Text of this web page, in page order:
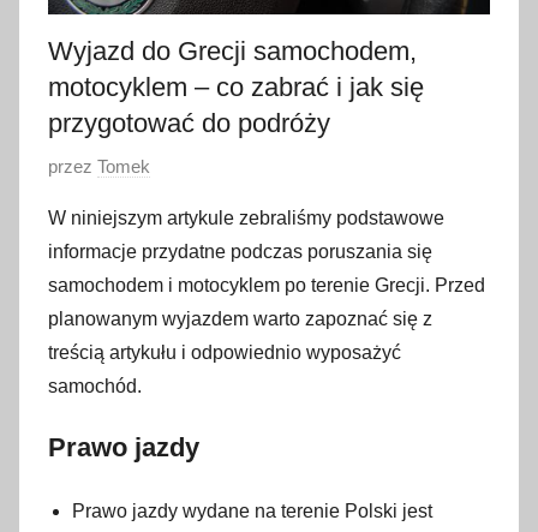
Wyjazd do Grecji samochodem,
motocyklem – co zabrać i jak się
przygotować do podróży
O
u
b
l
i
k
o
a
o
przez Tomek
W niniejszym artykule zebraliśmy podstawowe
informacje przydatne podczas poruszania się
samochodem i motocyklem po terenie Grecji. Przed
planowanym wyjazdem warto zapoznać się z
treścią artykułu i odpowiednio wyposażyć
samochód.
Prawo jazdy
Prawo jazdy wydane na terenie Polski jest